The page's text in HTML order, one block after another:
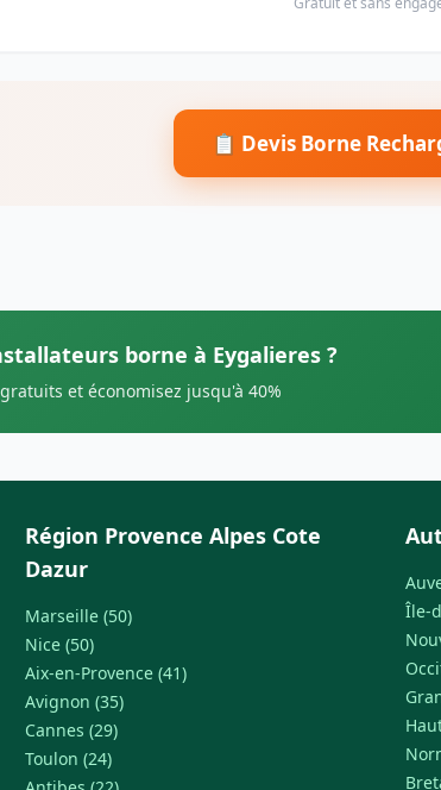
📋 Devis Borne
borne à Eygalieres ?
et économisez jusqu'à 40%
Région Provence Alpes Cote
Dazur
Marseille (50)
Nice (50)
Aix-en-Provence (41)
Avignon (35)
Cannes (29)
Toulon (24)
Île-